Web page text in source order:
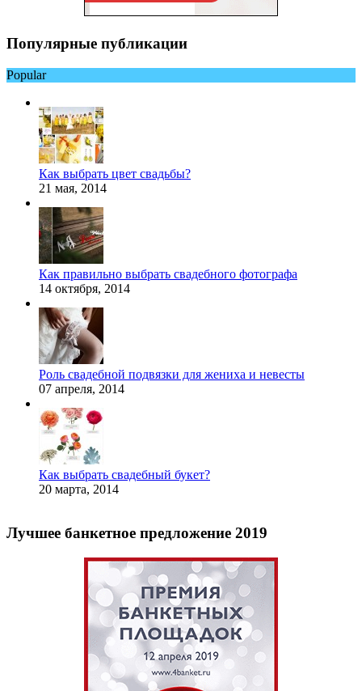
Популярные публикации
Popular
Как выбрать цвет свадьбы?
21 мая, 2014
Как правильно выбрать свадебного фотографа
14 октября, 2014
Роль свадебной подвязки для жениха и невесты
07 апреля, 2014
Как выбрать свадебный букет?
20 марта, 2014
Лучшее банкетное предложение 2019